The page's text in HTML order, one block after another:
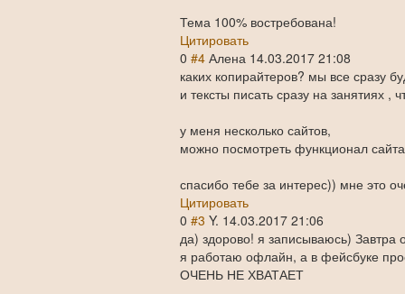
Тема 100% востребована!
Цитировать
0 #4 Алена 14.03.2017 21:08
каких копирайтеров? мы все сразу
и тексты писать сразу на занятиях ,
у меня несколько сайтов,
можно посмотреть функционал
спасибо тебе за интерес)) мне это
Цитировать
0 #3 Y. 14.03.2017 21:06
да) здорово! я записываюсь) Завтра
я работаю офлайн, а в фейсбуке
ОЧЕНЬ НЕ ХВАТАЕТ